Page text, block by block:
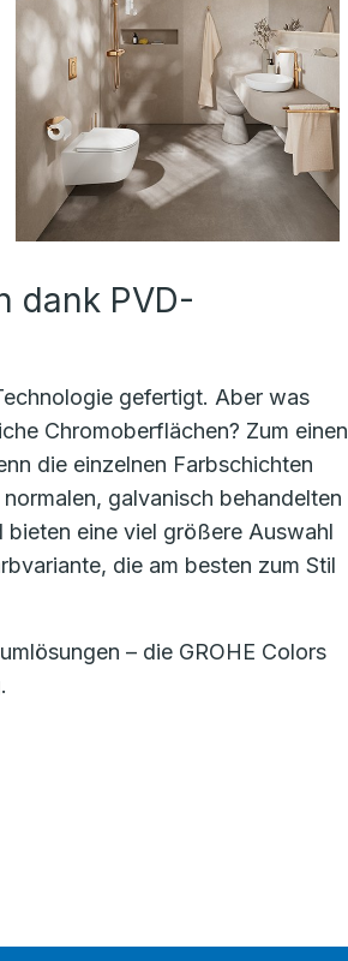
dank PVD-
gefertigt. Aber was
Chromoberflächen? Zum einen
die einzelnen Farbschichten
galvanisch behandelten
eine viel größere Auswahl
die am besten zum Stil
– die GROHE Colors